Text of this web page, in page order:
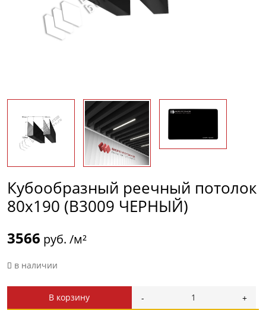
Кубообразный реечный потолок
80х190 (B3009 ЧЕРНЫЙ)
3566 руб. /м²
в наличии
В корзину